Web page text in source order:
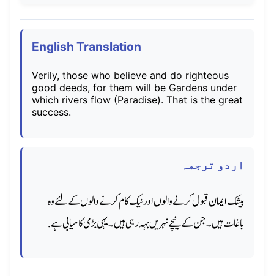
English Translation
Verily, those who believe and do righteous
good deeds, for them will be Gardens under
which rivers flow (Paradise). That is the great
success.
اردو ترجمہ
بیشک ایمان قبول کرنے والوں اور نیک کام کرنے والوں کے لئے وه
باغات ہیں۔ جن کے نیچے نہریں بہہ رہی ہیں۔ یہی بڑی کامیابی ہے.